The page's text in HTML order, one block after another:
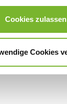
Cookies zulassen
Cookies
wenden Sie sich